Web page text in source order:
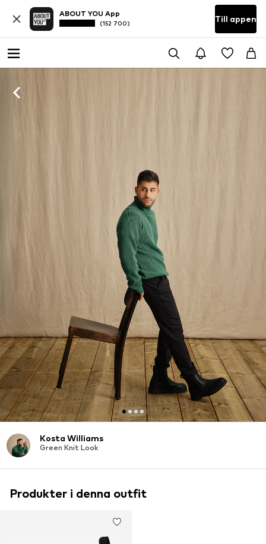
ABOUT YOU App
(152 700) Till appen
Kosta Williams
Green Knit Look
Produkter i denna outfit